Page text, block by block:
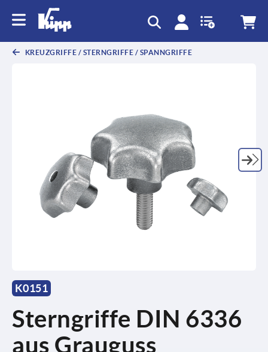
KREUZGRIFFE / STERNGRIFFE / SPANNGRIFFE
K0151
Sterngriffe DIN 6336
aus Grauguss